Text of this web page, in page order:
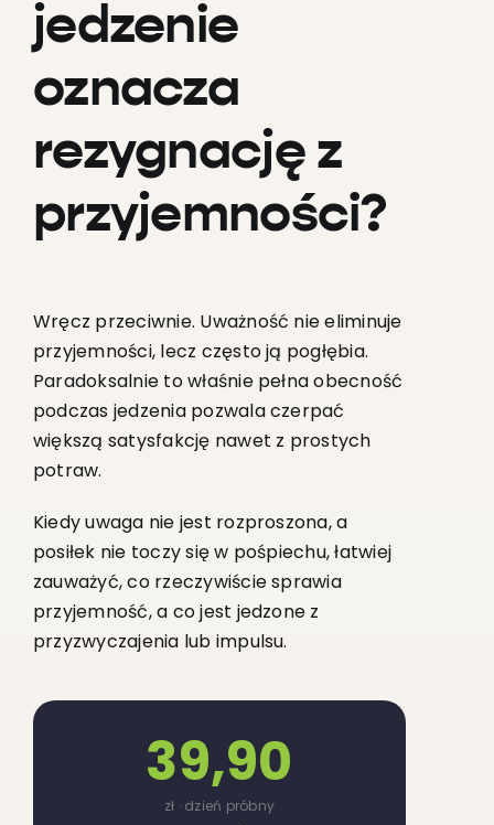
jedzenie
oznacza
rezygnację z
przyjemności?
Wręcz przeciwnie. Uważność nie eliminuje
przyjemności, lecz często ją pogłębia.
Paradoksalnie to właśnie pełna obecność
podczas jedzenia pozwala czerpać
większą satysfakcję nawet z prostych
potraw.
Kiedy uwaga nie jest rozproszona, a
posiłek nie toczy się w pośpiechu, łatwiej
zauważyć, co rzeczywiście sprawia
przyjemność, a co jest jedzone z
przyzwyczajenia lub impulsu.
39,90
zł · dzień próbny